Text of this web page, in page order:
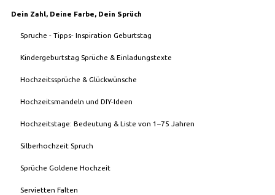
Dein Zahl, Deine Farbe, Dein Sprüch
Spruche - Tipps- Inspiration Geburtstag
Kindergeburtstag Sprüche & Einladungstexte
Hochzeitssprüche & Glückwünsche
Hochzeitsmandeln und DIY-Ideen
Hochzeitstage: Bedeutung & Liste von 1–75 Jahren
Silberhochzeit Spruch
Sprüche Goldene Hochzeit
Servietten Falten